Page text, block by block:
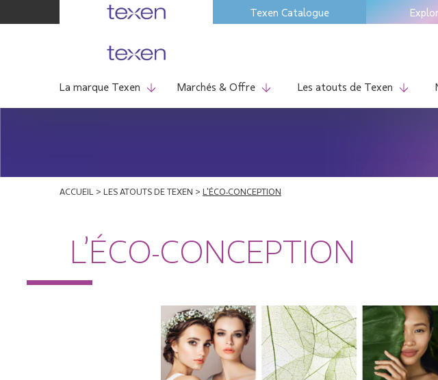
to
Texen Catalogue
La marque Texen Marchés & Offre Les atouts de Texen
ACCUEIL > LES ATOUTS DE TEXEN > L’ÉCO-CONCEPTION
L’ÉCO-CONCEPTION